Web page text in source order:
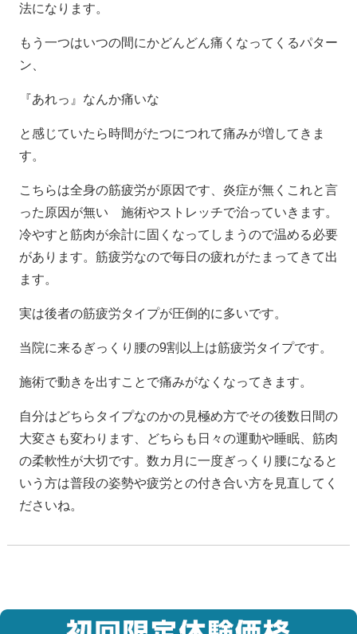
法になります。
もう一つはいつの間にかどんどん痛くなってくるパター
ン、
『あれっ』なんか痛いな
と感じていたら時間がたつにつれて痛みが増してきま
す。
こちらは全身の筋疲労が原因です、炎症が無くこれと言
った原因が無い 施術やストレッチで治っていきます。
冷やすと筋肉が余計に固くなってしまうので温める必要
があります。筋疲労なので毎日の疲れがたまってきて出
ます。
実は後者の筋疲労タイプが圧倒的に多いです。
当院に来るぎっくり腰の9割以上は筋疲労タイプです。
施術で動きを出すことで痛みがなくなってきます。
自分はどちらタイプなのかの見極め方でその後数日間の
大変さも変わります、どちらも日々の運動や睡眠、筋肉
の柔軟性が大切です。数カ月に一度ぎっくり腰になると
いう方は普段の姿勢や疲労との付き合い方を見直してく
ださいね。